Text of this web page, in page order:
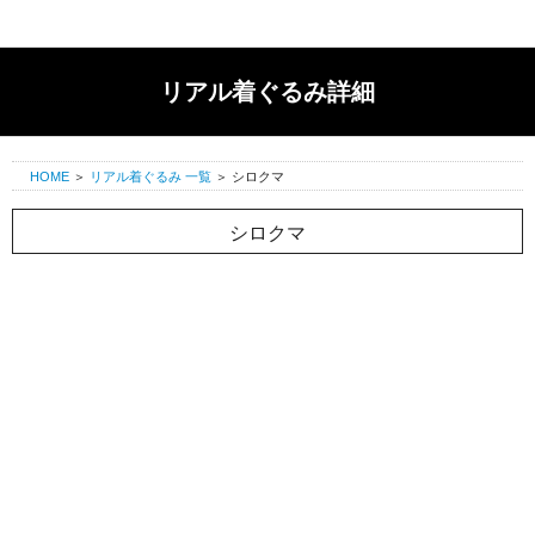
リアル着ぐるみ詳細
HOME ＞ リアル着ぐるみ 一覧 ＞ シロクマ
シロクマ